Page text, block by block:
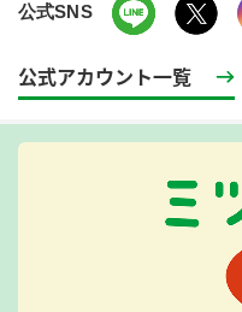
公式SNS
公式アカウント一覧